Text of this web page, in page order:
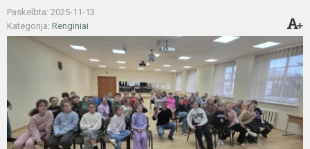
Paskelbta: 2025-11-13
Kategorija: Renginiai